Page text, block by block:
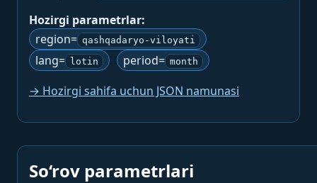
Hozirgi parametrlar:
region= qashqadaryo-viloyati
lang= lotin period= month
→ Hozirgi sahifa uchun JSON namunasi
So‘rov parametrlari